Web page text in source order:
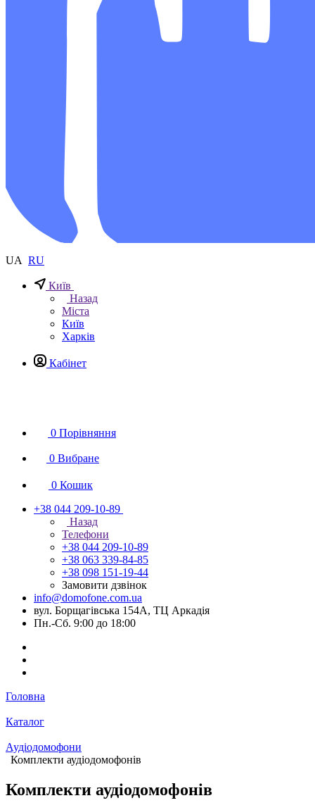
UA RU
Київ
Назад
Міста
Київ
Харків
Кабінет
0 Порівняння
0 Вибране
0 Кошик
+38 044 209-10-89
Назад
Телефони
+38 044 209-10-89
+38 063 339-84-85
+38 098 151-19-44
Замовити дзвінок
info@domofone.com.ua
вул. Борщагівська 154А, ТЦ Аркадія
Пн.-Сб. 9:00 до 18:00
Головна
Каталог
Аудіодомофони
Комплекти аудіодомофонів
Комплекти аудіодомофонів